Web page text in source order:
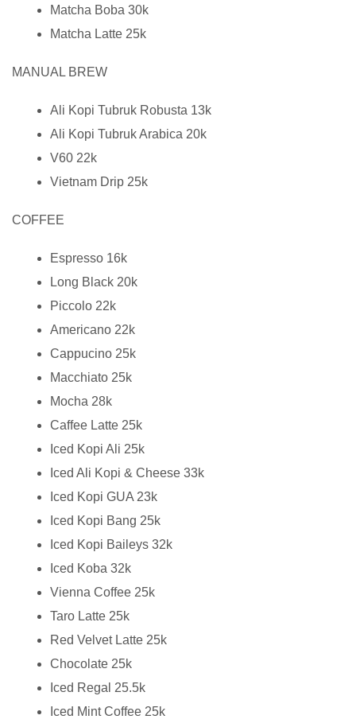
Matcha Boba 30k
Matcha Latte 25k
MANUAL BREW
Ali Kopi Tubruk Robusta 13k
Ali Kopi Tubruk Arabica 20k
V60 22k
Vietnam Drip 25k
COFFEE
Espresso 16k
Long Black 20k
Piccolo 22k
Americano 22k
Cappucino 25k
Macchiato 25k
Mocha 28k
Caffee Latte 25k
Iced Kopi Ali 25k
Iced Ali Kopi & Cheese 33k
Iced Kopi GUA 23k
Iced Kopi Bang 25k
Iced Kopi Baileys 32k
Iced Koba 32k
Vienna Coffee 25k
Taro Latte 25k
Red Velvet Latte 25k
Chocolate 25k
Iced Regal 25.5k
Iced Mint Coffee 25k